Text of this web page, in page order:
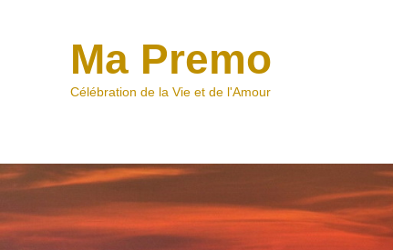
Ma Premo
Célébration de la Vie et de l'Amour